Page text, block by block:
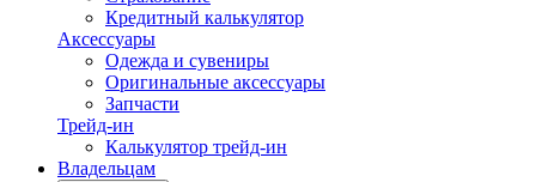
Кредитный калькулятор
Аксессуары
Одежда и сувениры
Оригинальные аксессуары
Запчасти
Трейд-ин
Калькулятор трейд-ин
Владельцам